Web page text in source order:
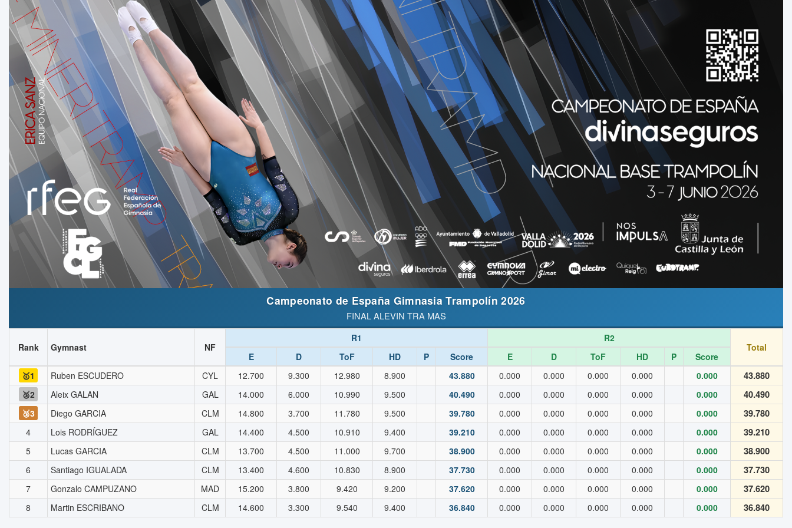
Campeonato de España Gimnasia Trampolín 2026
FINAL ALEVIN TRA MAS
Rank Gymnast NF
R1
R2
Total
E
D ToF HD P Score E D ToF HD P
Score
🥇1
Ruben ESCUDERO CYL 12.700 9.300 12.980 8.900 43.880 0.000 0.000 0.000 0.000 0.000 43.880
🥈2 Aleix GALAN GAL 14.000 6.000 10.990 9.500 40.490 0.000 0.000 0.000 0.000 0.000 40.490
🥉3 Diego GARCIA CLM 14.800 3.700 11.780 9.500 39.780 0.000 0.000 0.000 0.000 0.000 39.780
4 Lois RODRÍGUEZ GAL 14.400 4.500 10.910 9.400 39.210 0.000 0.000 0.000 0.000 0.000 39.210
5 Lucas GARCIA CLM 13.700 4.500 11.000 9.700 38.900 0.000 0.000 0.000 0.000 0.000 38.900
6 Santiago IGUALADA CLM 13.400 4.600 10.830 8.900 37.730 0.000 0.000 0.000 0.000 0.000 37.730
7 Gonzalo CAMPUZANO MAD 15.200 3.800 9.420 9.200 37.620 0.000 0.000 0.000 0.000 0.000 37.620
8 Martin ESCRIBANO CLM 14.600 3.300 9.540 9.400 36.840 0.000 0.000 0.000 0.000 0.000 36.840